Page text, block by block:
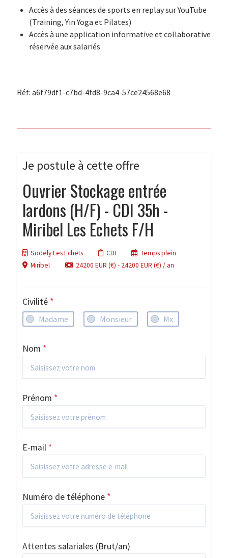
Accès à des séances de sports en replay sur YouTube
(Training, Yin Yoga et Pilates)
Accès à une application informative et collaborative
réservée aux salariés
Réf: a6f79df1-c7bd-4fd8-9ca4-57ce24568e68
Je postule à cette offre
Ouvrier Stockage entrée
lardons (H/F) - CDI 35h -
Miribel Les Echets F/H
Sodely Les Echets CDI
Temps plein
Miribel
24200 EUR (€) - 24200 EUR (€) / an
Civilité *
Madame Monsieur Mx
Nom *
Prénom *
E-mail *
Numéro de téléphone *
Attentes salariales (Brut/an)